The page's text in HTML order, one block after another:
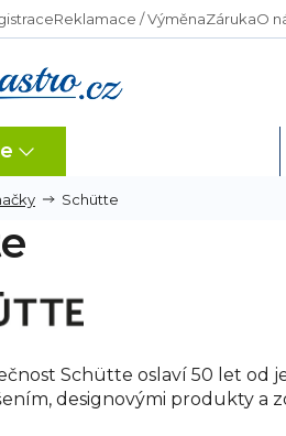
Reklamace / VýměnaZárukaO
Schütte
Schütte oslaví 50 let od
designovými produkty a